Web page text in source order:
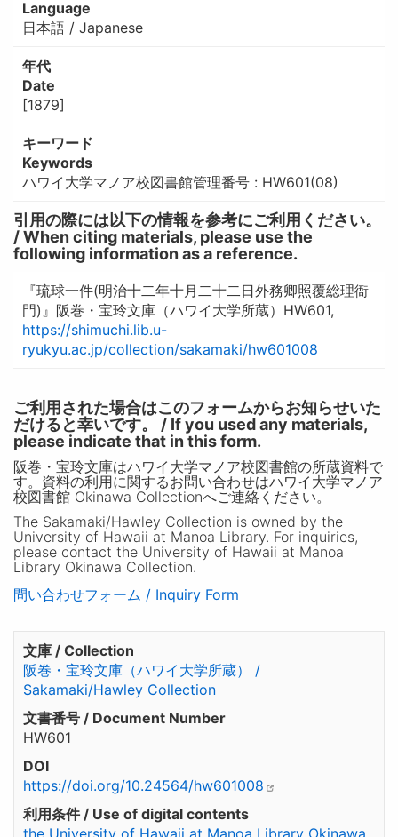
Language
日本語 / Japanese
年代
Date
[1879]
キーワード
Keywords
ハワイ大学マノア校図書館管理番号 : HW601(08)
引用の際には以下の情報を参考にご利用ください。
/ When citing materials, please use the
following information as a reference.
『琉球一件(明治十二年十月二十二日外務卿照覆総理衙
門)』阪巻・宝玲文庫（ハワイ大学所蔵）HW601,
https://shimuchi.lib.u-
ryukyu.ac.jp/collection/sakamaki/hw601008
ご利用された場合はこのフォームからお知らせいた
だけると幸いです。 / If you used any materials,
please indicate that in this form.
阪巻・宝玲文庫はハワイ大学マノア校図書館の所蔵資料で
す。資料の利用に関するお問い合わせはハワイ大学マノア
校図書館 Okinawa Collectionへご連絡ください。
The Sakamaki/Hawley Collection is owned by the
University of Hawaii at Manoa Library. For inquiries,
please contact the University of Hawaii at Manoa
Library Okinawa Collection.
問い合わせフォーム / Inquiry Form
文庫 / Collection
阪巻・宝玲文庫（ハワイ大学所蔵） /
Sakamaki/Hawley Collection
文書番号 / Document Number
HW601
DOI
https://doi.org/10.24564/hw601008
利用条件 / Use of digital contents
the University of Hawaii at Manoa Library Okinawa